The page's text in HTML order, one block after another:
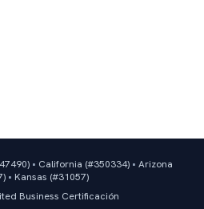
47490) • California (#350334) • Arizona
) • Kansas (#31057)
Business Certificación